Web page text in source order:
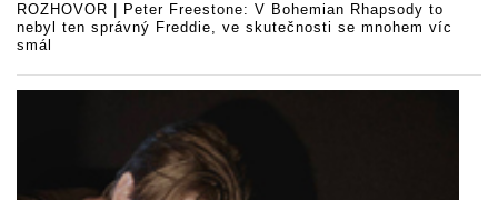
ROZHOVOR | Peter Freestone: V Bohemian Rhapsody to
nebyl ten správný Freddie, ve skutečnosti se mnohem víc
smál